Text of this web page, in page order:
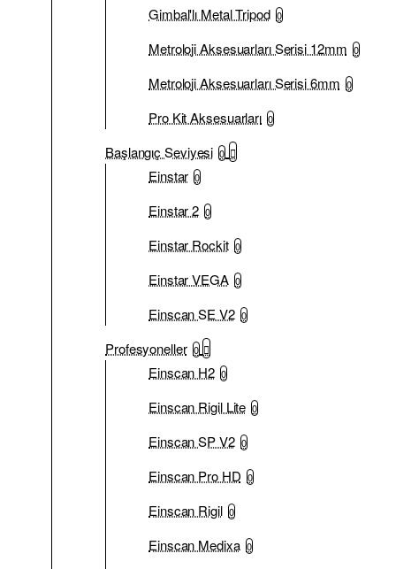
Gimbal'lı Metal Tripod 0
Metroloji Aksesuarları Serisi 12mm 0
Metroloji Aksesuarları Serisi 6mm 0
Pro Kit Aksesuarları 0
Başlangıç Seviyesi 0
Einstar 0
Einstar 2 0
Einstar Rockit 0
Einstar VEGA 0
Einscan SE V2 0
Profesyoneller 0
Einscan H2 0
Einscan Rigil Lite 0
Einscan SP V2 0
Einscan Pro HD 0
Einscan Rigil 0
Einscan Medixa 0